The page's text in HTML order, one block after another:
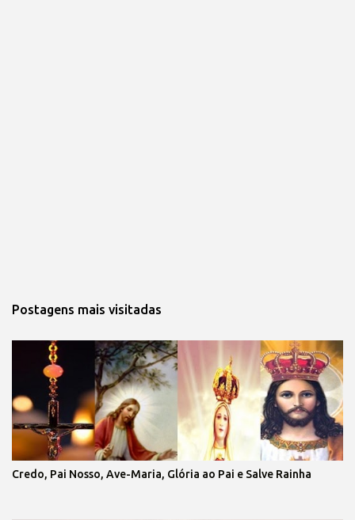
Postagens mais visitadas
Credo, Pai Nosso, Ave-Maria, Glória ao Pai e Salve Rainha